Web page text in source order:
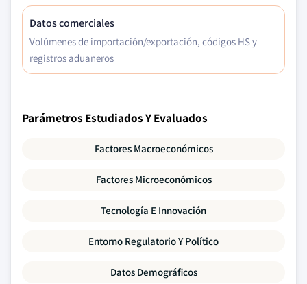
Datos comerciales
Volúmenes de importación/exportación, códigos HS y
registros aduaneros
Parámetros Estudiados Y Evaluados
Factores Macroeconómicos
Factores Microeconómicos
Tecnología E Innovación
Entorno Regulatorio Y Político
Datos Demográficos